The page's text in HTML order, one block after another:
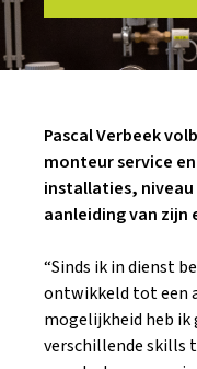
Pascal Verbeek
monteur service
installaties, niveau
aanleiding van
“Sinds ik in dienst
ontwikkeld tot een
mogelijkheid heb ik
verschillende skills